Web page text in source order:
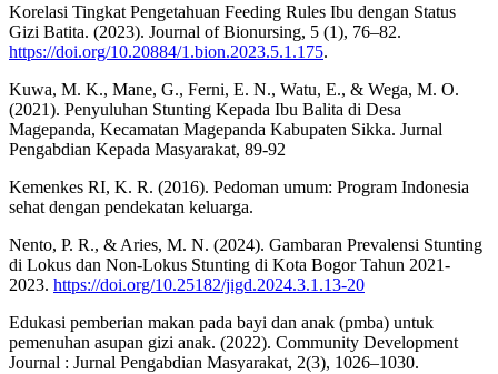
Korelasi Tingkat Pengetahuan Feeding Rules Ibu dengan Status
Gizi Batita. (2023). Journal of Bionursing, 5 (1), 76–82.
https://doi.org/10.20884/1.bion.2023.5.1.175.
Kuwa, M. K., Mane, G., Ferni, E. N., Watu, E., & Wega, M. O.
(2021). Penyuluhan Stunting Kepada Ibu Balita di Desa
Magepanda, Kecamatan Magepanda Kabupaten Sikka. Jurnal
Pengabdian Kepada Masyarakat, 89-92
Kemenkes RI, K. R. (2016). Pedoman umum: Program Indonesia
sehat dengan pendekatan keluarga.
Nento, P. R., & Aries, M. N. (2024). Gambaran Prevalensi Stunting
di Lokus dan Non-Lokus Stunting di Kota Bogor Tahun 2021-
2023. https://doi.org/10.25182/jigd.2024.3.1.13-20
Edukasi pemberian makan pada bayi dan anak (pmba) untuk
pemenuhan asupan gizi anak. (2022). Community Development
Journal : Jurnal Pengabdian Masyarakat, 2(3), 1026–1030.